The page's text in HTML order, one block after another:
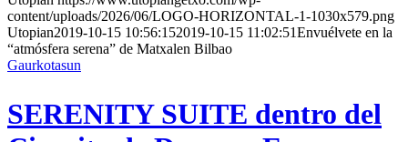
content/uploads/2026/06/LOGO-HORIZONTAL-1-1030x579.png
Utopian2019-10-15 10:56:152019-10-15 11:02:51Envuélvete en la
“atmósfera serena” de Matxalen Bilbao
Gaurkotasun
SERENITY SUITE dentro del